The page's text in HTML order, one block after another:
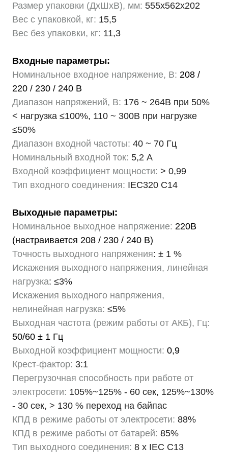
Размер упаковки (ДхШхВ), мм: 555х562х202
Вес с упаковкой, кг: 15,5
Вес без упаковки, кг: 11,3
Входные параметры:
Номинальное входное напряжение, В: 208 /
220 / 230 / 240 В
Диапазон напряжений, В: 176 ~ 264В при 50%
< нагрузка ≤100%, 110 ~ 300В при нагрузке
≤50%
Диапазон входной частоты: 40 ~ 70 Гц
Номинальный входной ток: 5,2 А
Входной коэффициент мощности: > 0,99
Тип входного соединения: IEC320 C14
Выходные параметры:
Номинальное выходное напряжение: 220В
(настраивается 208 / 230 / 240 В)
Точность выходного напряжения: ± 1 %
Искажения выходного напряжения, линейная
нагрузка: ≤3%
Искажения выходного напряжения,
нелинейная нагрузка: ≤5%
Выходная частота (режим работы от АКБ), Гц:
50/60 ± 1 Гц
Выходной коэффициент мощности: 0,9
Крест-фактор: 3:1
Перегрузочная способность при работе от
электросети: 105%~125% - 60 сек, 125%~130%
- 30 сек, > 130 % переход на байпас
КПД в режиме работы от электросети: 88%
КПД в режиме работы от батарей: 85%
Тип выходного соединения: 8 x IEC C13